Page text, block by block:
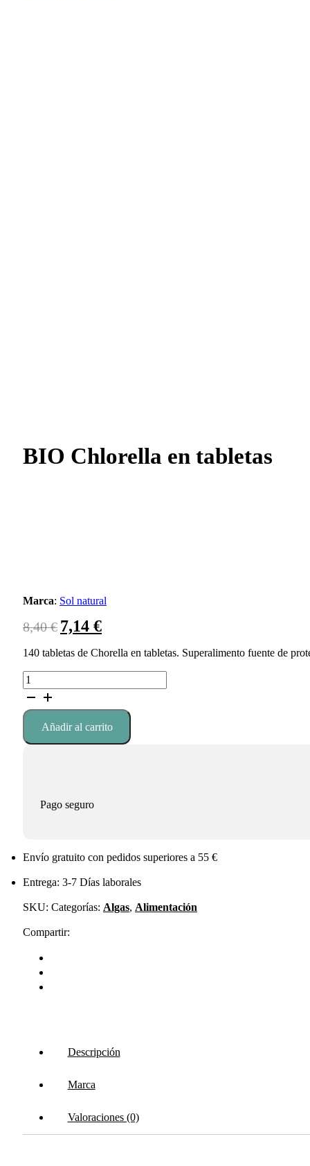
BIO Chlorella en tabletas
Marca: Sol natural
8,40€ El
precio
original
7,14 €El
precio
actual
140 tabletas de Chorella en tabletas. Superalimento fuente de
BIO
Chlorella
tabletas
cantidadAñadir al carrito
Pago seguro
Envío gratuito con pedidos superiores a 55 €
Entrega: 3-7 Días laborales
SKU: Categorías: Algas, Alimentación
Compartir:
Descripción
Marca
Valoraciones (0)